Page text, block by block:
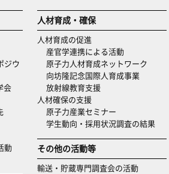
ジウ
会
動
人材育成・確保
人材育成の促進
産官学連携による活動
原子力人材育成ネットワーク
向坊隆記念国際人育成事業
放射線教育支援
人材確保の支援
原子力産業セミナー
学生動向・採用状況調査の結果
その他の活動等
輸送・貯蔵専門調査会の活動